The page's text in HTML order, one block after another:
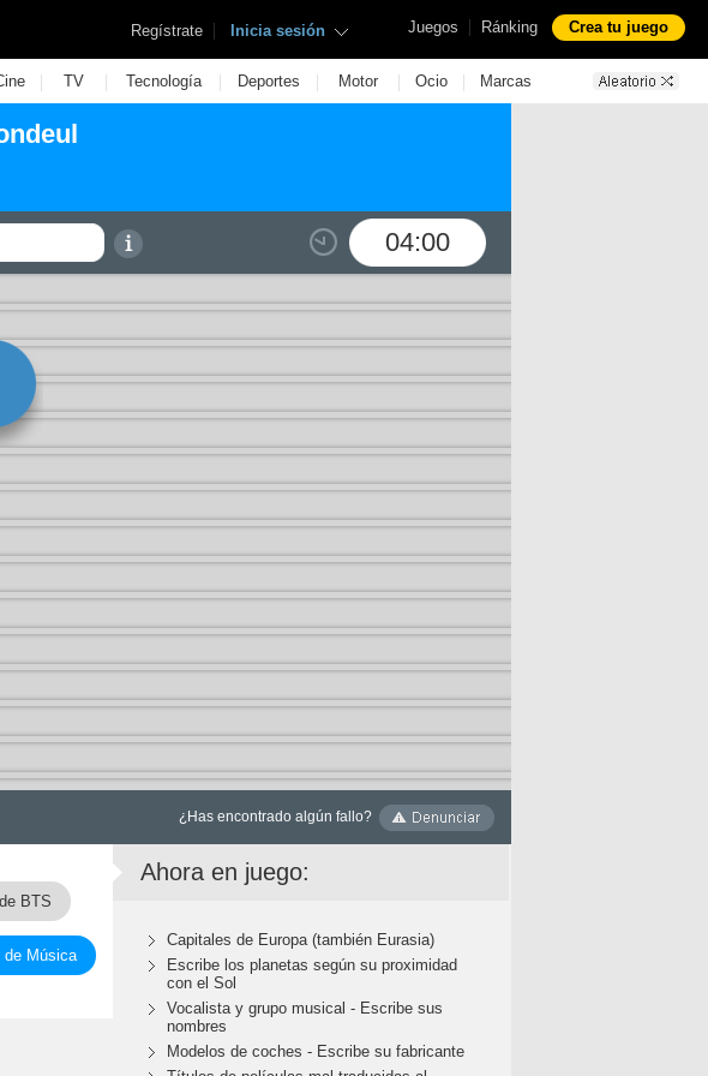
Juegos | Ránking Crea tu juego
Regístrate | Inicia sesión
| TV | Tecnología | Deportes | Motor | Ocio | Marcas
04:00
¿Has encontrado algún fallo?
BTS
de Música
Ahora en juego:
Capitales de Europa (también Eurasia)
Escribe los planetas según su proximidad
con el Sol
Vocalista y grupo musical - Escribe sus
nombres
Modelos de coches - Escribe su fabricante